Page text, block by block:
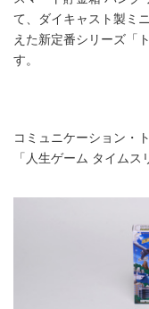
て、ダイキャスト製ミ
えた新定番シリーズ「
す。
コミュニケーション・
「人生ゲーム タイムス